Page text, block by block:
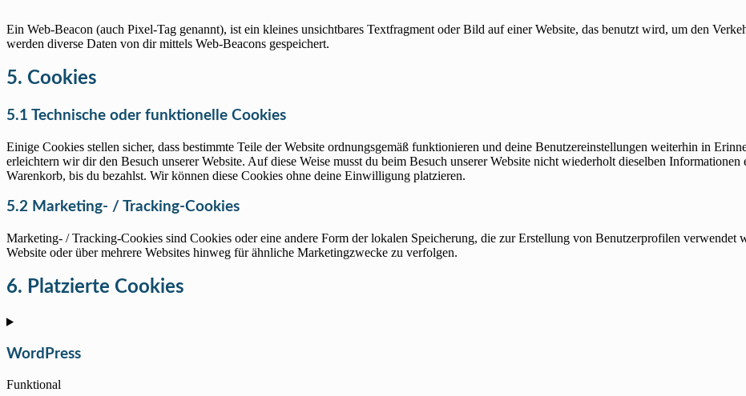
Ein Web-Beacon (auch Pixel-Tag genannt), ist ein kleines unsichtbares Textfragment oder Bild auf einer Website, das benutzt wird, um den
werden diverse Daten von dir mittels Web-Beacons gespeichert.
5. Cookies
5.1 Technische oder funktionelle Cookies
Einige Cookies stellen sicher, dass bestimmte Teile der Website ordnungsgemäß funktionieren und deine Benutzereinstellungen weiterhin in
erleichtern wir dir den Besuch unserer Website. Auf diese Weise musst du beim Besuch unserer Website nicht wiederholt dieselben
Warenkorb, bis du bezahlst. Wir können diese Cookies ohne deine Einwilligung platzieren.
5.2 Marketing- / Tracking-Cookies
Marketing- / Tracking-Cookies sind Cookies oder eine andere Form der lokalen Speicherung, die zur Erstellung von Benutzerprofilen verwendet
Website oder über mehrere Websites hinweg für ähnliche Marketingzwecke zu verfolgen.
6. Platzierte Cookies
WordPress
Funktional